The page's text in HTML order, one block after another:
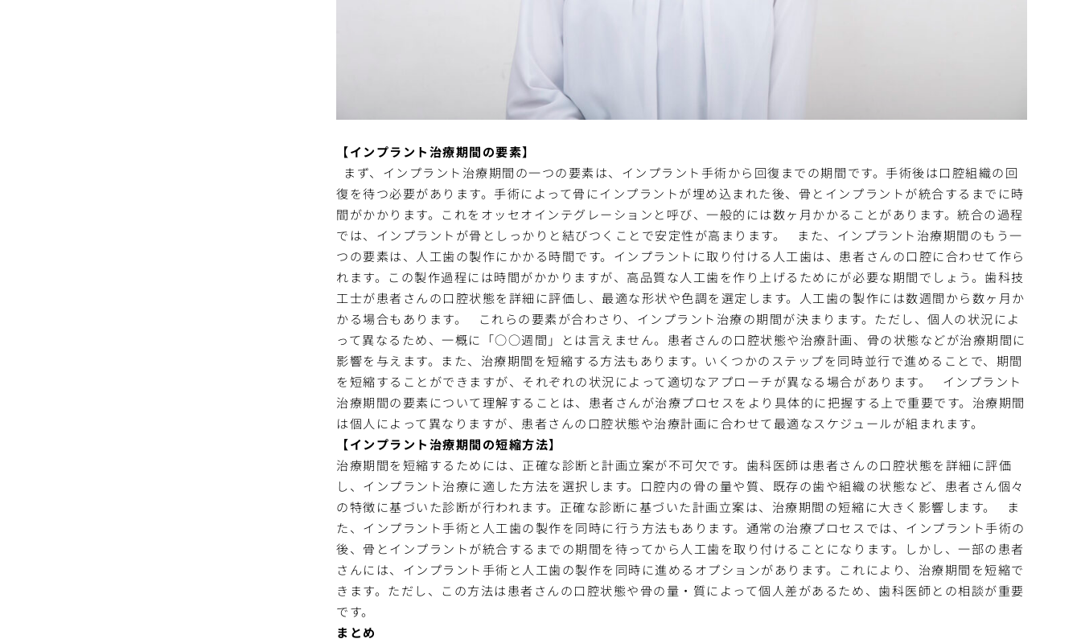
【インプラント治療期間の要素】
まず、インプラント治療期間の一つの要素は、インプラント手術から回復までの期間です。手術後は口腔組織の回
復を待つ必要があります。手術によって骨にインプラントが埋め込まれた後、骨とインプラントが統合するまでに時
間がかかります。これをオッセオインテグレーションと呼び、一般的には数ヶ月かかることがあります。統合の過程
では、インプラントが骨としっかりと結びつくことで安定性が高まります。
また、インプラント治療期間のもう一
つの要素は、人工歯の製作にかかる時間です。インプラントに取り付ける人工歯は、患者さんの口腔に合わせて作ら
れます。この製作過程には時間がかかりますが、高品質な人工歯を作り上げるためにが必要な期間でしょう。歯科技
工士が患者さんの口腔状態を詳細に評価し、最適な形状や色調を選定します。人工歯の製作には数週間から数ヶ月か
かる場合もあります。
これらの要素が合わさり、インプラント治療の期間が決まります。ただし、個人の状況によ
って異なるため、一概に「○○週間」とは言えません。患者さんの口腔状態や治療計画、骨の状態などが治療期間に
影響を与えます。また、治療期間を短縮する方法もあります。いくつかのステップを同時並行で進めることで、期間
を短縮することができますが、それぞれの状況によって適切なアプローチが異なる場合があります。
インプラント
治療期間の要素について理解することは、患者さんが治療プロセスをより具体的に把握する上で重要です。治療期間
は個人によって異なりますが、患者さんの口腔状態や治療計画に合わせて最適なスケジュールが組まれます。
【インプラント治療期間の短縮方法】
治療期間を短縮するためには、正確な診断と計画立案が不可欠です。歯科医師は患者さんの口腔状態を詳細に評価
し、インプラント治療に適した方法を選択します。口腔内の骨の量や質、既存の歯や組織の状態など、患者さん個々
の特徴に基づいた診断が行われます。正確な診断に基づいた計画立案は、治療期間の短縮に大きく影響します。
ま
た、インプラント手術と人工歯の製作を同時に行う方法もあります。通常の治療プロセスでは、インプラント手術の
後、骨とインプラントが統合するまでの期間を待ってから人工歯を取り付けることになります。しかし、一部の患者
さんには、インプラント手術と人工歯の製作を同時に進めるオプションがあります。これにより、治療期間を短縮で
きます。ただし、この方法は患者さんの口腔状態や骨の量・質によって個人差があるため、歯科医師との相談が重要
です。
まとめ